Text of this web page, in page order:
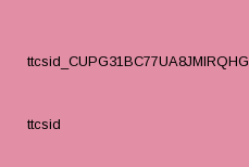
ttcsid_CUPG31BC77UA8JMIRQHG
ttcsid